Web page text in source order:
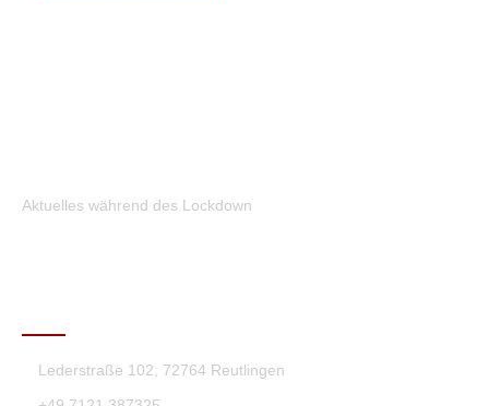
Aktuelles während des Lockdown
Lederstraße 102, 72764 Reutlingen